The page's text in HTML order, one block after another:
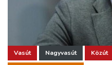
Vasút Nagyvasút Közút